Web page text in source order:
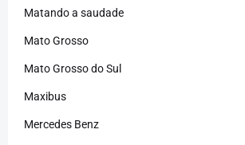
Matando a saudade
Mato Grosso
Mato Grosso do Sul
Maxibus
Mercedes Benz